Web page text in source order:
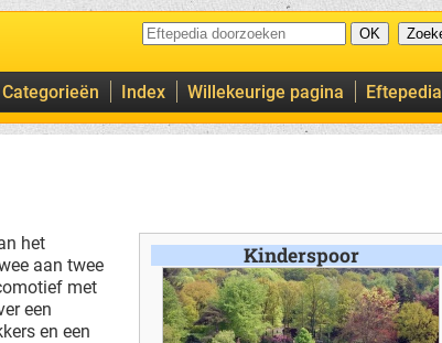
Categorieën Index Willekeurige pagina Eftepedia
Kinderspoor
het
aan twee
met
een
en een